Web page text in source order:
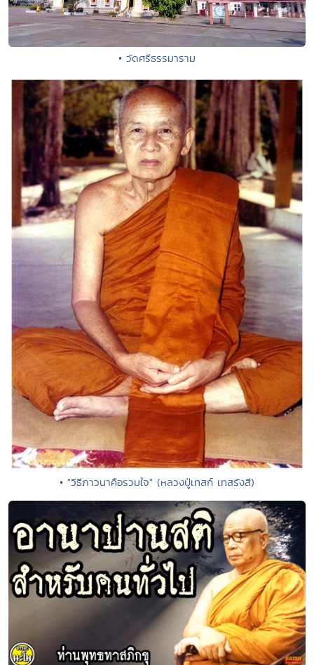
• วัดศรีธรรมาราม
• "วิธีภาวนาคือรวมใจ" (หลวงปู่เทสก์ เทสรังสี)